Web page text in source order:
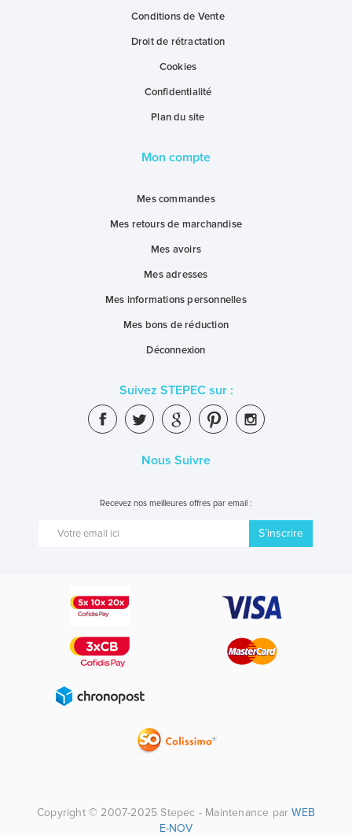
Conditions de Vente
Droit de rétractation
Cookies
Confidentialité
Plan du site
Mon compte
Mes commandes
Mes retours de marchandise
Mes avoirs
Mes adresses
Mes informations personnelles
Mes bons de réduction
Déconnexion
Suivez STEPEC sur :
Nous Suivre
Recevez nos meilleures offres par email :
S’inscrire
Copyright © 2007-2025 Stepec - Maintenance parWEB
E-NOV